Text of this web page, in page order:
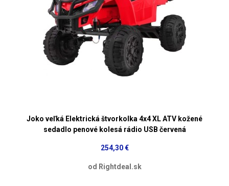
Joko veľká Elektrická štvorkolka 4x4 XL ATV kožené
sedadlo penové kolesá rádio USB červená
254,30 €
od Rightdeal.sk